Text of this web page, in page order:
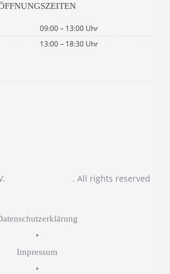
09:00 – 13:00 Uhr
13:00 – 18:30 Uhr
. All rights reserved
•
Impressum
•